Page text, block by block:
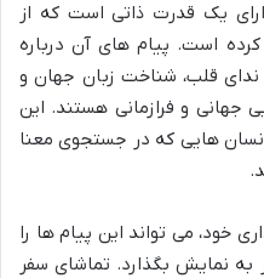
دارای یک قدرت ذاتی است که از
کرده است. پیام های آن درباره
ندای قلب، شناخت زبان جهان و
جهانی و فرازمانی هستند. این
انسان هایی که در جستجوی معنا
خود، می تواند این پیام ها را
نمایش بگذارد. تماشای سفر